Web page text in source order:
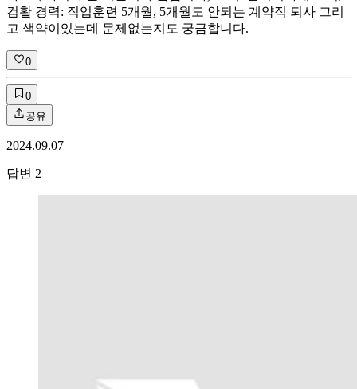
컴활 경력: 직업훈련 5개월, 5개월도 안되는 계약직 퇴사 그리
고 색약이있는데 문제없는지도 궁금합니다.
0
0
공유
2024.09.07
답변 2